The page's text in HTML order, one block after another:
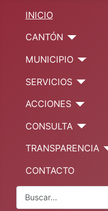
INICIO
CANTÓN
MUNICIPIO
SERVICIOS
ACCIONES
CONSULTA
TRANSPARENCIA
CONTACTO
Buscar